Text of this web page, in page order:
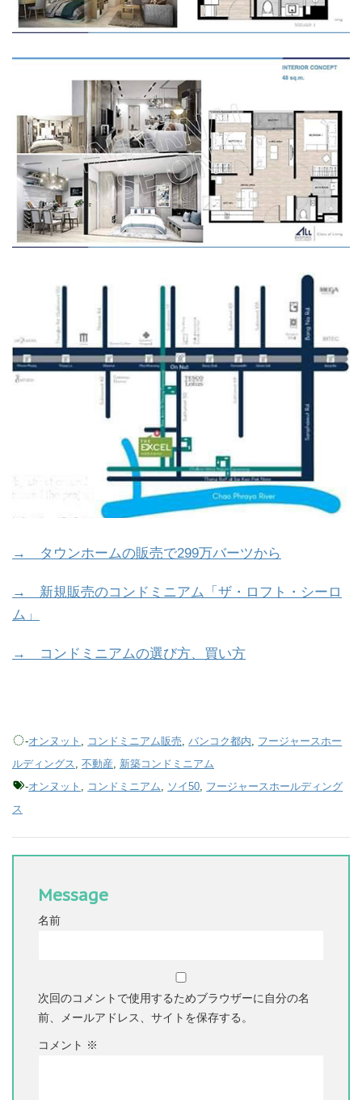
→ タウンホームの販売で299万バーツから
→ 新規販売のコンドミニアム「ザ・ロフト・シーロ
ム」
→ コンドミニアムの選び方、買い方
-オンヌット コンドミニアム販売 ,バンコク都内
フージャースホー
ルディングス
不動産
新築コンドミニアム
-オンヌット コンドミニアム ソイ50 フージャースホールディング
ス
Message
名前
次回のコメントで使用するためブラウザーに自分の名
前、メールアドレス、サイトを保存する。
コメント ※